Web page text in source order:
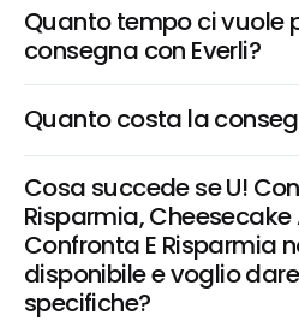
Quanto tempo ci vuole
consegna con Everli?
Quanto costa la
Cosa succede se U!
Risparmia, Cheesecake
Confronta E Risparmia
disponibile e voglio
specifiche?